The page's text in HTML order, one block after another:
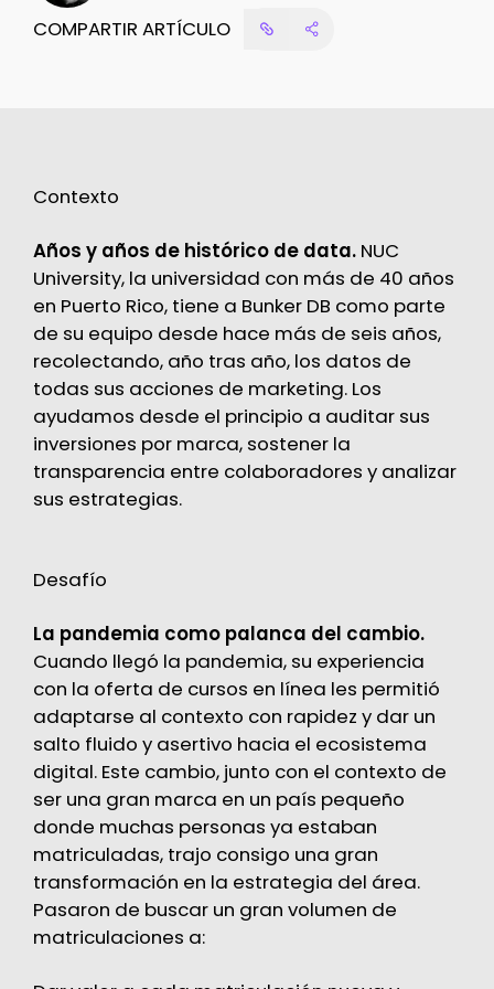
COMPARTIR ARTÍCULO
Contexto
Años y años de histórico de data.NUC
University, la universidad con más de 40 años
en Puerto Rico, tiene a Bunker DB como parte
de su equipo desde hace más de seis años,
recolectando, año tras año, los datos de
todas sus acciones de marketing. Los
ayudamos desde el principio a auditar sus
inversiones por marca, sostener la
transparencia entre colaboradores y analizar
sus estrategias.
Desafío
La pandemia como palanca del cambio.
Cuando llegó la pandemia, su experiencia
con la oferta de cursos en línea les permitió
adaptarse al contexto con rapidez y dar un
salto fluido y asertivo hacia el ecosistema
digital. Este cambio, junto con el contexto de
ser una gran marca en un país pequeño
donde muchas personas ya estaban
matriculadas, trajo consigo una gran
transformación en la estrategia del área.
Pasaron de buscar un gran volumen de
matriculaciones a: